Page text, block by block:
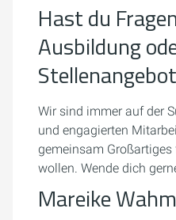
Hast du
Ausbildung
Wir sind immer auf der
und engagierten
gemeinsam
wollen. Wende dich
Mareike